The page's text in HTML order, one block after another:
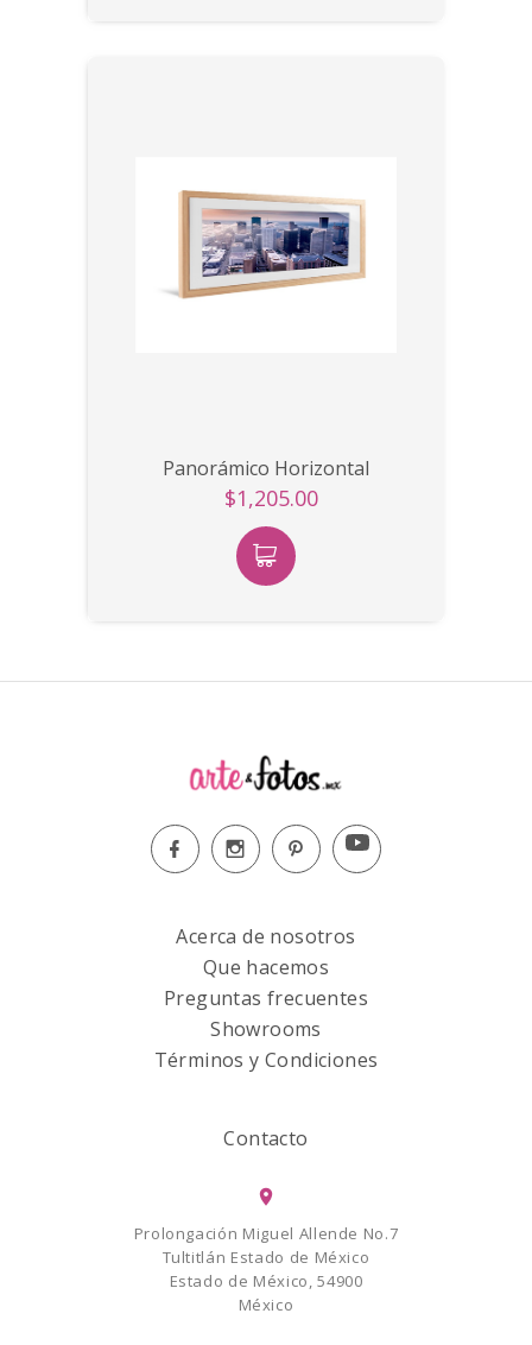
Panorámico Horizontal
$1,205.00
Acerca de nosotros
Que hacemos
Preguntas frecuentes
Showrooms
Términos y Condiciones
Contacto
Prolongación Miguel Allende No.7
Tultitlán Estado de México
Estado de México, 54900
México